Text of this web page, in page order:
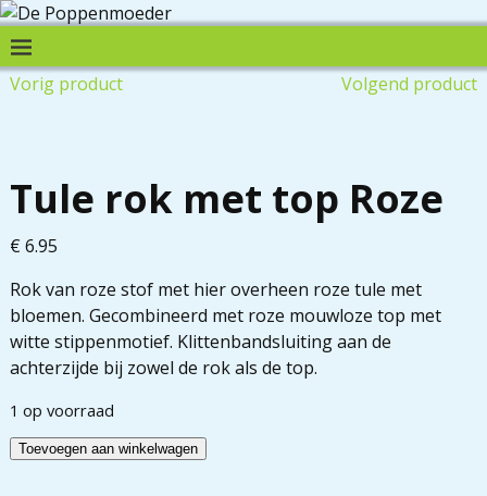
Vorig product Volgend product
Tule rok met top Roze
€ 6.95
Rok van roze stof met hier overheen roze tule met
bloemen. Gecombineerd met roze mouwloze top met
witte stippenmotief. Klittenbandsluiting aan de
achterzijde bij zowel de rok als de top.
1 op voorraad
Toevoegen aan winkelwagen